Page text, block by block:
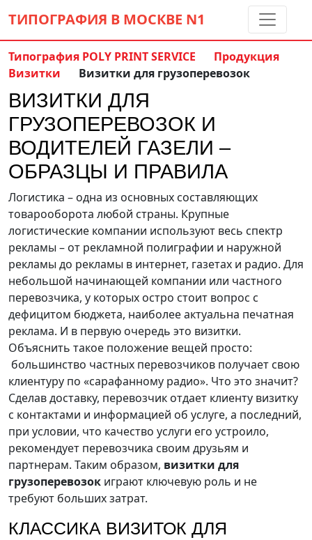
ТИПОГРАФИЯ В МОСКВЕ N1
Контакты: (5 метров от м. Дмитровская)
info@ppsprint.ru 8 495 797-35-59
звоните с 10 до 19 пн-сб
Обратный звонок
Типография POLY PRINT SERVICE
Продукция
Визитки
Визитки для грузоперевозок
ВИЗИТКИ ДЛЯ
ГРУЗОПЕРЕВОЗОК И
ВОДИТЕЛЕЙ ГАЗЕЛИ –
ОБРАЗЦЫ И ПРАВИЛА
Логистика – одна из основных составляющих
товарооборота любой страны. Крупные
логистические компании используют весь спектр
рекламы – от рекламной полиграфии и наружной
рекламы до рекламы в интернет, газетах и радио. Для
небольшой начинающей компании или частного
перевозчика, у которых остро стоит вопрос с
дефицитом бюджета, наиболее актуальна печатная
реклама. И в первую очередь это визитки.
Объяснить такое положение вещей просто:
большинство частных перевозчиков получает свою
клиентуру по «сарафанному радио». Что это значит?
Сделав доставку, перевозчик отдает клиенту визитку
с контактами и информацией об услуге, а последний,
при условии, что качество услуги его устроило,
рекомендует перевозчика своим друзьям и
партнерам. Таким образом, визитки для
грузоперевозок играют ключевую роль и не
требуют больших затрат.
КЛАССИКА ВИЗИТОК ДЛЯ